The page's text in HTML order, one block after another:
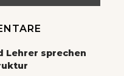
Lehrer sprechen